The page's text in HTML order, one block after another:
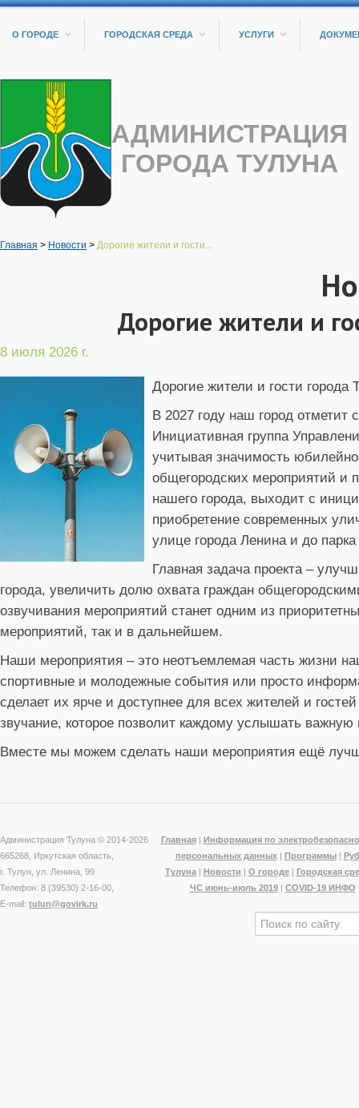
О ГОРОДЕ ГОРОДСКАЯ СРЕДА УСЛУГИ
АДМИНИСТРАЦИЯ
ГОРОДА ТУЛУНА
Главная > Новости > Дорогие жители и гости...
Дорогие жители и
8 июля 2026 г.
Дорогие жители и гости города
В 2027 году наш город отметит
Инициативная группа
учитывая значимость
общегородских мероприятий и
нашего города, выходит с
приобретение современных
улице города Ленина и до
Главная задача проекта –
города, увеличить долю охвата граждан
озвучивания мероприятий станет одним из
мероприятий, так и в дальнейшем.
Наши мероприятия – это неотъемлемая часть жизни
спортивные и молодежные события или просто
сделает их ярче и доступнее для всех жителей и
звучание, которое позволит каждому услышать
Вместе мы можем сделать наши мероприятия ещё
Администрация Тулуна © 2014-2026
665268, Иркутская область,
г. Тулун, ул. Ленина, 99
Телефон: 8 (39530) 2-16-00,
E-mail: tulun@govirk.ru
Главная| Информация по
персональных данных| Программы|
Тулуна| Новости | О городе| Городская
ЧС июнь-июль 2019| COVID-19 ИНФО